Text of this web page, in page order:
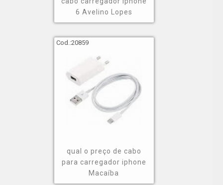
6 Avelino Lopes
Cod.:20859
qual o preço de cabo
para carregador iphone
Macaíba